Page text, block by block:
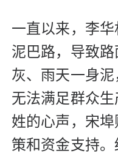
一直以来，李
泥巴路，导致
灰、雨天一身
无法满足群众
姓的心声，宋
策和资金支持